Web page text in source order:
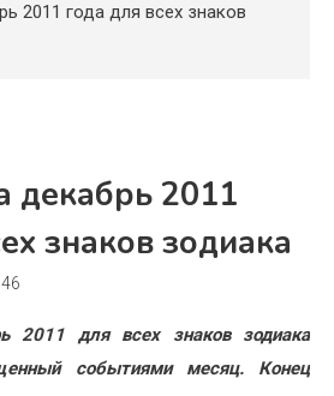
2011 года для всех знаков
декабрь 2011
знаков зодиака
2011 для всех знаков зодиака
событиями месяц. Конец